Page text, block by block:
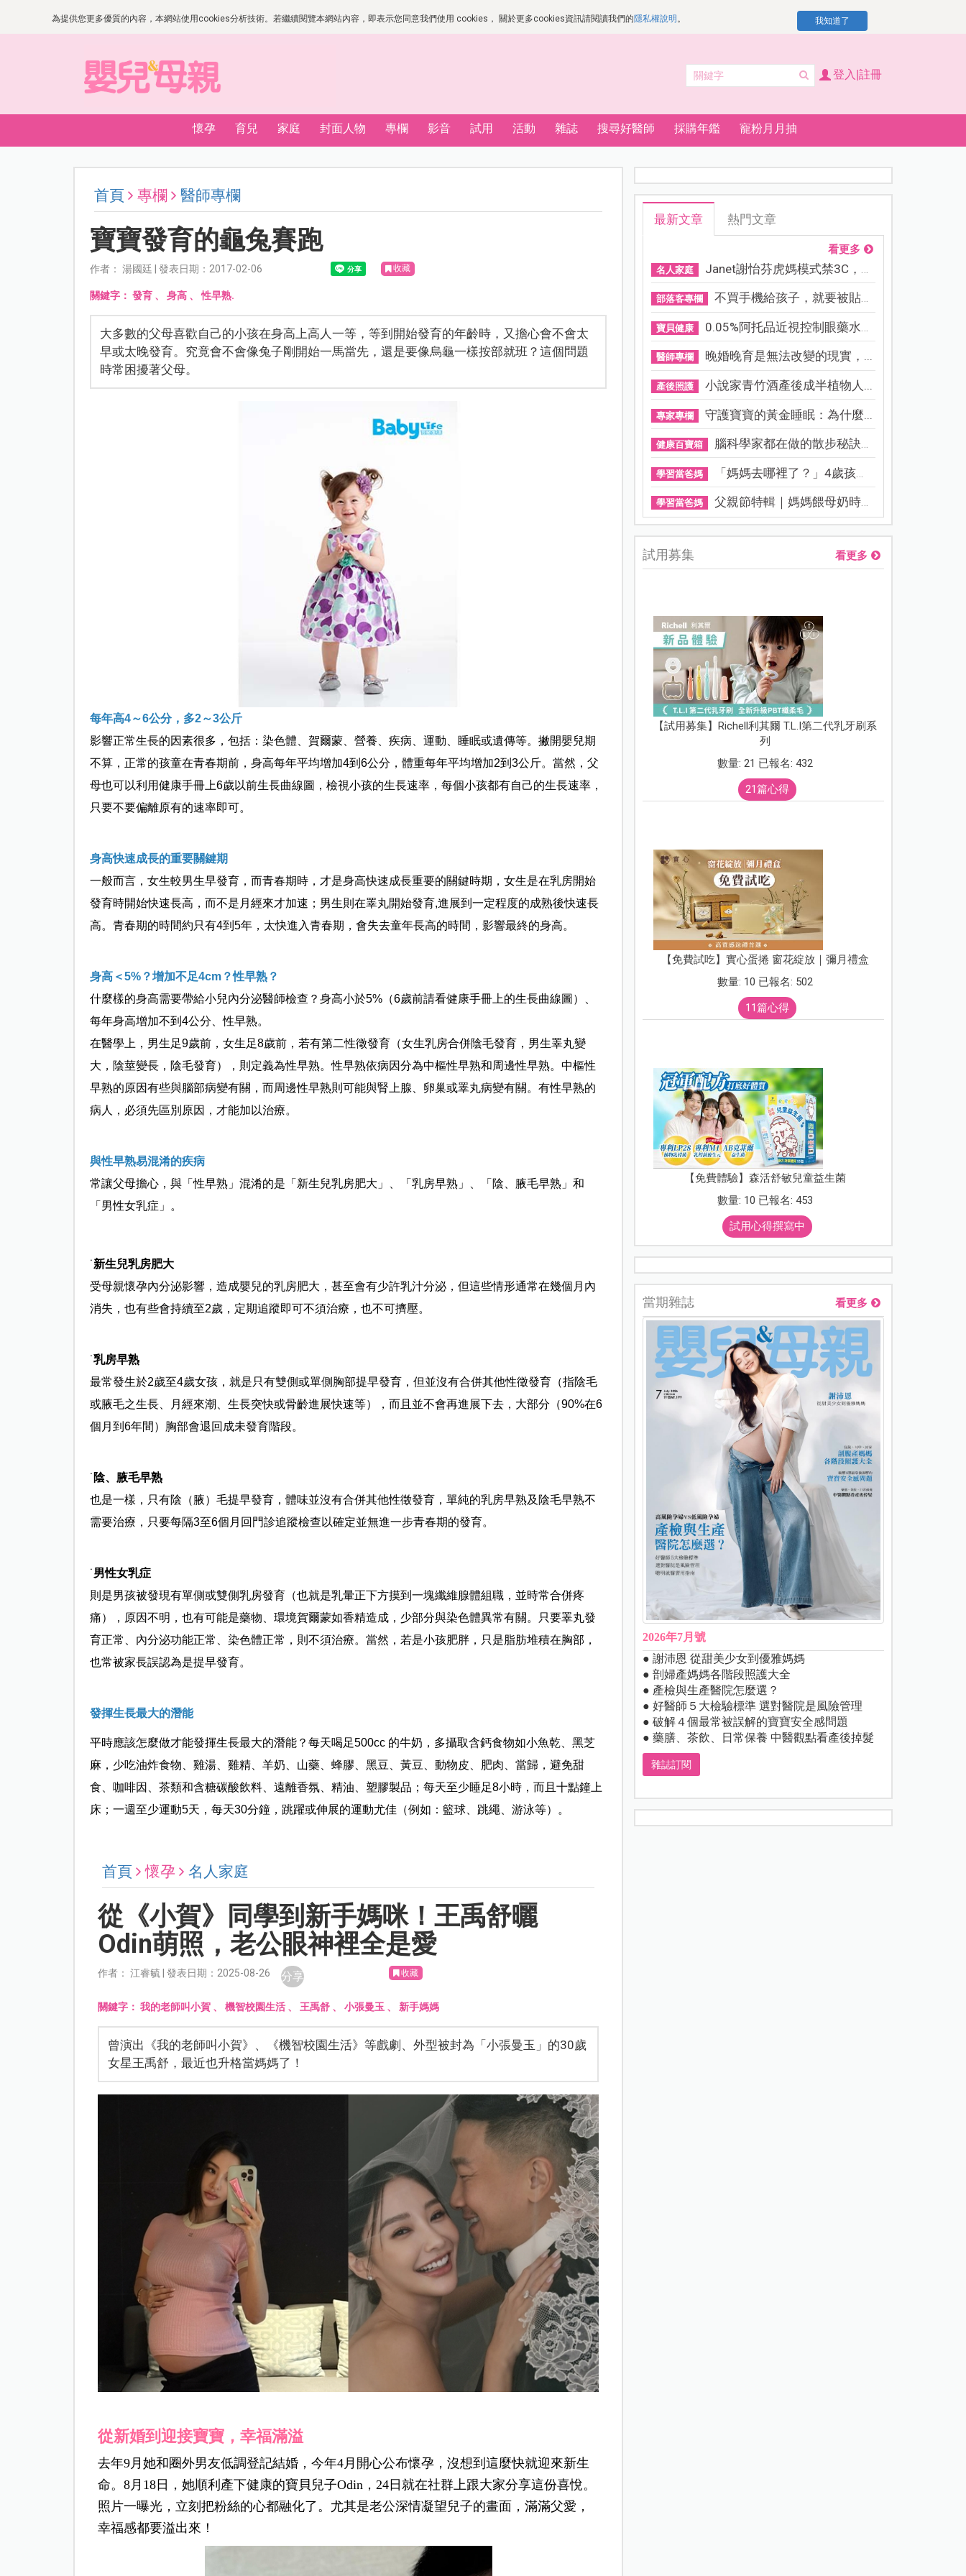
為提供您更多優質的內容，本網站使用cookies分析技術。若繼續閱覽本網站內容，即表示您同意我們使用 cookies， 關於更多cookies資訊請閱讀我們的隱私權說明 。 我知道了
登入|註冊
懷孕 育兒 家庭 封面人物 專欄 影音 試用 活動 雜誌 搜尋好醫師 採購年鑑 寵粉月月抽
首頁 專欄 醫師專欄
寶寶發育的龜兔賽跑
作者： 湯國廷 | 發表日期：2017-02-06 收藏
關鍵字： 發育、 身高、性早熟.
大多數的父母喜歡自己的小孩在身高上高人一等，等到開始發育的年齡時，又擔心會不會太
早或太晚發育。究竟會不會像兔子剛開始一馬當先，還是要像烏龜一樣按部就班？這個問題
時常困擾著父母。
每年高4～6公分，多2～3公斤
影響正常生長的因素很多，包括：染色體、賀爾蒙、營養、疾病、運動、睡眠或遺傳等。撇開嬰兒期
不算，正常的孩童在青春期前，身高每年平均增加4到6公分，體重每年平均增加2到3公斤。當然，父
母也可以利用健康手冊上6歲以前生長曲線圖，檢視小孩的生長速率，每個小孩都有自己的生長速率，
只要不要偏離原有的速率即可。
身高快速成長的重要關鍵期
一般而言，女生較男生早發育，而青春期時，才是身高快速成長重要的關鍵時期，女生是在乳房開始
發育時開始快速長高，而不是月經來才加速；男生則在睪丸開始發育,進展到一定程度的成熟後快速長
高。青春期的時間約只有4到5年，太快進入青春期，會失去童年長高的時間，影響最終的身高。
身高＜5%？增加不足4cm？性早熟？
什麼樣的身高需要帶給小兒內分泌醫師檢查？身高小於5%（6歲前請看健康手冊上的生長曲線圖）、
每年身高增加不到4公分、性早熟。
在醫學上，男生足9歲前，女生足8歲前，若有第二性徵發育（女生乳房合併陰毛發育，男生睪丸變
大，陰莖變長，陰毛發育），則定義為性早熟。性早熟依病因分為中樞性早熟和周邊性早熟。中樞性
早熟的原因有些與腦部病變有關，而周邊性早熟則可能與腎上腺、卵巢或睪丸病變有關。有性早熟的
病人，必須先區別原因，才能加以治療。
與性早熟易混淆的疾病
常讓父母擔心，與「性早熟」混淆的是「新生兒乳房肥大」、「乳房早熟」、「陰、腋毛早熟」和
「男性女乳症」。
˙新生兒乳房肥大
受母親懷孕內分泌影響，造成嬰兒的乳房肥大，甚至會有少許乳汁分泌，但這些情形通常在幾個月內
消失，也有些會持續至2歲，定期追蹤即可不須治療，也不可擠壓。
˙乳房早熟
最常發生於2歲至4歲女孩，就是只有雙側或單側胸部提早發育，但並沒有合併其他性徵發育（指陰毛
或腋毛之生長、月經來潮、生長突快或骨齡進展快速等），而且並不會再進展下去，大部分（90%在6
個月到6年間）胸部會退回成未發育階段。
˙ 陰、腋毛早熟
也是一樣，只有陰（腋）毛提早發育，體味並沒有合併其他性徵發育，單純的乳房早熟及陰毛早熟不
需要治療，只要每隔3至6個月回門診追蹤檢查以確定並無進一步青春期的發育。
˙男性女乳症
則是男孩被發現有單側或雙側乳房發育（也就是乳暈正下方摸到一塊纖維腺體組職，並時常合併疼
痛），原因不明，也有可能是藥物、環境賀爾蒙如香精造成，少部分與染色體異常有關。只要睪丸發
育正常、內分泌功能正常、染色體正常，則不須治療。當然，若是小孩肥胖，只是脂肪堆積在胸部，
也常被家長誤認為是提早發育。
發揮生長最大的潛能
平時應該怎麼做才能發揮生長最大的潛能？每天喝足500cc 的牛奶，多攝取含鈣食物如小魚乾、黑芝
麻，少吃油炸食物、雞湯、雞精、羊奶、山藥、蜂膠、黑豆、黃豆、動物皮、肥肉、當歸，避免甜
食、咖啡因、茶類和含糖碳酸飲料、遠離香氛、精油、塑膠製品；每天至少睡足8小時，而且十點鐘上
床；一週至少運動5天，每天30分鐘，跳躍或伸展的運動尤佳（例如：籃球、跳繩、游泳等）。
首頁 懷孕 名人家庭
從《小賀》同學到新手媽咪！王禹舒曬
Odin萌照，老公眼神裡全是愛
作者： 江睿毓 | 發表日期：2025-08-26 分享 收藏
關鍵字：我的老師叫小賀 、機智校園生活 、王禹舒 、小張曼玉 、新手媽媽
曾演出《我的老師叫小賀》、《機智校園生活》等戲劇、外型被封為「小張曼玉」的30歲
女星王禹舒，最近也升格當媽媽了！
從新婚到迎接寶寶，幸福滿溢
去年9月她和圈外男友低調登記結婚，今年4月開心公布懷孕，沒想到這麼快就迎來新生
命。8月18日，她順利產下健康的寶貝兒子Odin，24日就在社群上跟大家分享這份喜悅。
照片一曝光，立刻把粉絲的心都融化了。尤其是老公深情凝望兒子的畫面，滿滿父愛，
幸福感都要溢出來！
最新文章 熱門文章
看更多
名人家庭 Janet謝怡芬虎媽模式禁3C，看...
部落客專欄 不買手機給孩子，就要被貼「...
寶貝健康 0.05%阿托品近視控制眼藥水納...
醫師專欄 晚婚晚育是無法改變的現實，...
產後照護 小說家青竹酒產後成半植物人...
專家專欄 守護寶寶的黃金睡眠：為什麼...
健康百寶箱 腦科學家都在做的散步秘訣！...
學習當爸媽 「媽媽去哪裡了？」4歲孩子還...
學習當爸媽 父親節特輯｜媽媽餵母奶時，...
試用募集 看更多
【試用募集】Richell利其爾 T.L.I第二代乳牙刷系
列
數量: 21 已報名: 432
21篇心得
【免費試吃】實心蛋捲 窗花綻放｜彌月禮盒
數量: 10 已報名: 502
11篇心得
【免費體驗】森活舒敏兒童益生菌
數量: 10 已報名: 453
試用心得撰寫中
當期雜誌 看更多
2026年7月號
● 謝沛恩 從甜美少女到優雅媽媽
● 剖婦產媽媽各階段照護大全
● 產檢與生產醫院怎麼選？
● 好醫師５大檢驗標準 選對醫院是風險管理
● 破解４個最常被誤解的寶寶安全感問題
● 藥膳、茶飲、日常保養 中醫觀點看產後掉髮
雜誌訂閱